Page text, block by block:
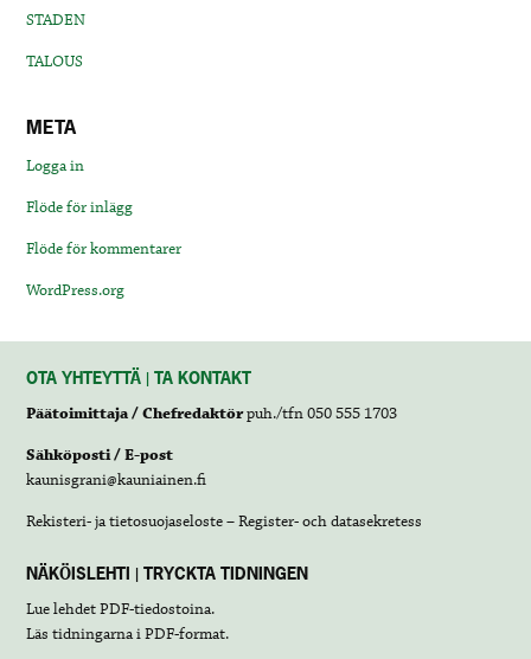
STADEN
TALOUS
META
Logga in
Flöde för inlägg
Flöde för kommentarer
WordPress.org
OTA YHTEYTTÄ | TA KONTAKT
Päätoimittaja / Chefredaktörpuh./tfn 050 555 1703
Sähköposti / E-post
kaunisgrani@kauniainen.fi
Rekisteri- ja tietosuojaseloste – Register- och datasekretess
NÄKÖISLEHTI | TRYCKTA TIDNINGEN
Lue lehdetPDF-tiedostoina.
Läs tidningarna iPDF-format.